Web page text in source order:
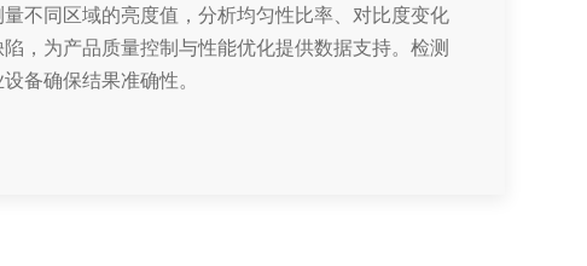
不同区域的亮度值，分析均匀性比率、对比度变化
，为产品质量控制与性能优化提供数据支持。检测
备确保结果准确性。